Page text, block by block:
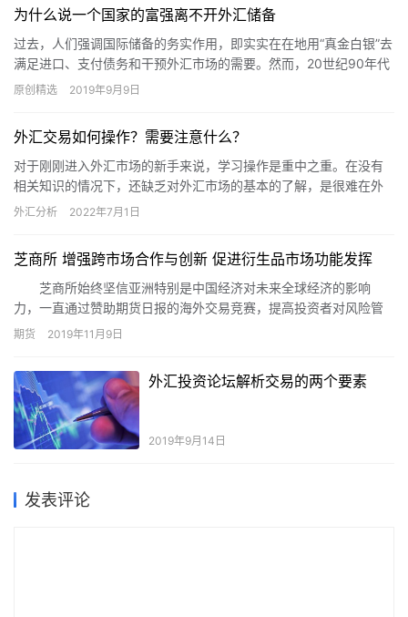
为什么说一个国家的富强离不开外汇储备
过去，人们强调国际储备的务实作用，即实实在在地用“真金白银”去
满足进口、支付债务和干预外汇市场的需要。然而，20世纪90年代
以来发生的一系列的危机，在相当程度上改变了外汇储备的功能…
原创精选 2019年9月9日
外汇交易如何操作？需要注意什么？
对于刚刚进入外汇市场的新手来说，学习操作是重中之重。在没有
相关知识的情况下，还缺乏对外汇市场的基本的了解，是很难在外
汇市场中生存的，更不要说赚到钱了。 外汇交易如何操作？ 1、学
外汇分析 2022年7月1日
芝商所 增强跨市场合作与创新 促进衍生品市场功能发挥
芝商所始终坚信亚洲特别是中国经济对未来全球经济的影响
力，一直通过赞助期货日报的海外交易竞赛，提高投资者对风险管
理必要性的认知。
期货 2019年11月9日
外汇投资论坛解析交易的两个要素
2019年9月14日
发表评论